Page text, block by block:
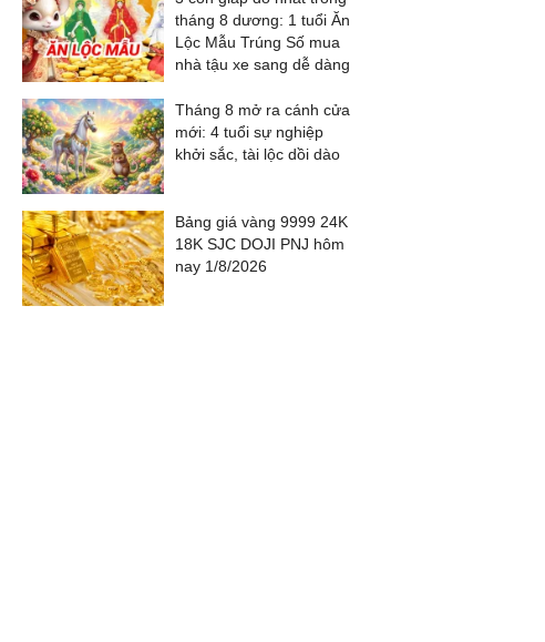
tháng 8 dương: 1 tuổi Ăn
Lộc Mẫu Trúng Số mua
nhà tậu xe sang dễ dàng
Tháng 8 mở ra cánh cửa
mới: 4 tuổi sự nghiệp
khởi sắc, tài lộc dồi dào
Bảng giá vàng 9999 24K
18K SJC DOJI PNJ hôm
nay 1/8/2026